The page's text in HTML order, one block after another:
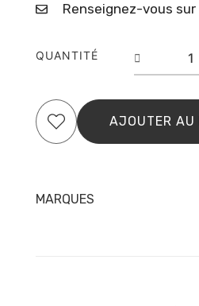
Renseignez-vous
QUANTITÉ
Parlux
AJOUTER AU
MARQUES